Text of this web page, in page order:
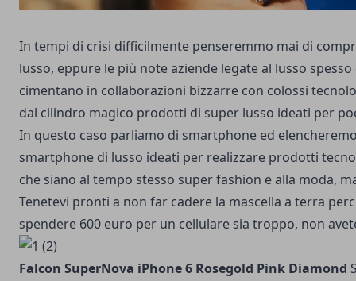
In tempi di crisi difficilmente penseremmo mai di
lusso, eppure le più note aziende legate al lusso
cimentano in collaborazioni bizzarre con colossi
dal cilindro magico prodotti di super lusso ideati per
In questo caso parliamo di smartphone ed
smartphone di lusso ideati per realizzare prodotti
che siano al tempo stesso super fashion e alla moda,
Tenetevi pronti a non far cadere la mascella a terra
spendere 600 euro per un cellulare sia troppo, non
Falcon SuperNova iPhone 6 Rosegold Pink Diamond